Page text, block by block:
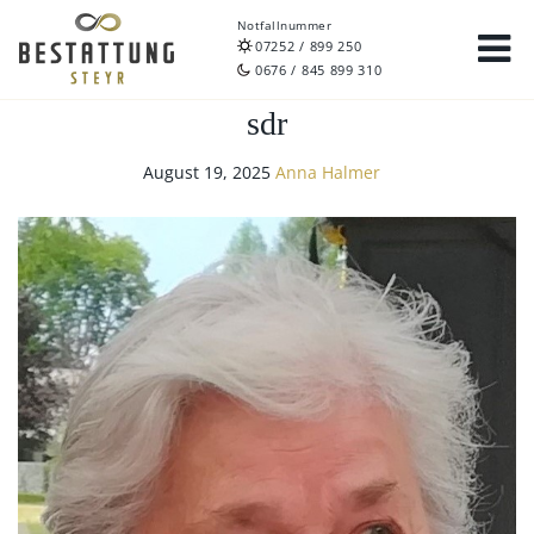
Notfallnummer
07252 / 899 250
0676 / 845 899 310
sdr
August 19, 2025 Anna Halmer